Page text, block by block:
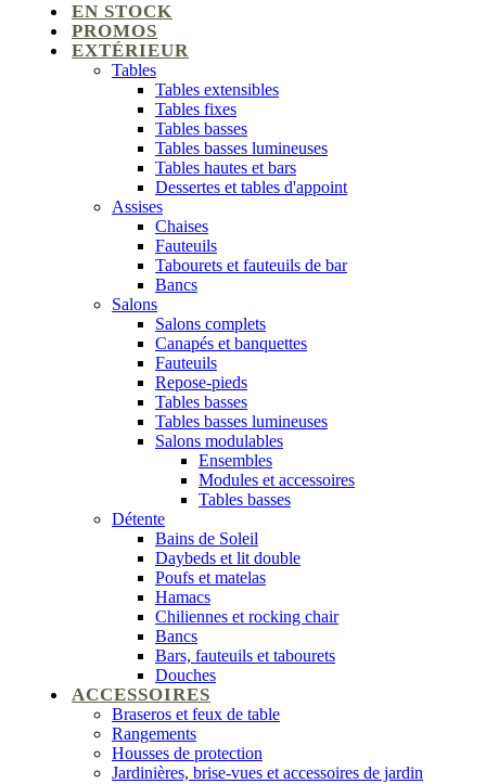
EN STOCK
PROMOS
EXTÉRIEUR
Tables
Tables extensibles
Tables fixes
Tables basses
Tables basses lumineuses
Tables hautes et bars
Dessertes et tables d'appoint
Assises
Chaises
Fauteuils
Tabourets et fauteuils de bar
Bancs
Salons
Salons complets
Canapés et banquettes
Fauteuils
Repose-pieds
Tables basses
Tables basses lumineuses
Salons modulables
Ensembles
Modules et accessoires
Tables basses
Détente
Bains de Soleil
Daybeds et lit double
Poufs et matelas
Hamacs
Chiliennes et rocking chair
Bancs
Bars, fauteuils et tabourets
Douches
ACCESSOIRES
Braseros et feux de table
Rangements
Housses de protection
Jardinières, brise-vues et accessoires de jardin